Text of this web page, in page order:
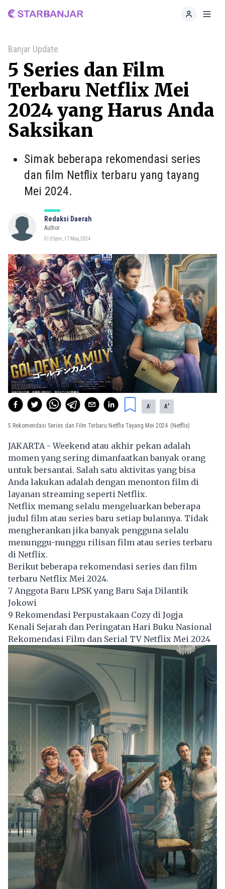
Home
Banjar Update
5 Series dan Film
Terbaru Netflix Mei
2024 yang Harus Anda
Saksikan
Simak beberapa rekomendasi series
dan film Netflix terbaru yang tayang
Mei 2024.
Redaksi Daerah
Author
01:05pm, 17 May, 2024
A- A+
5 Rekomendasi Series dan Film Terbaru Netflix Tayang Mei 2024 (Netflix)
JAKARTA - Weekend atau akhir pekan adalah
momen yang sering dimanfaatkan banyak orang
untuk bersantai. Salah satu aktivitas yang bisa
Anda lakukan adalah dengan menonton film di
layanan streaming seperti Netflix.
Netflix memang selalu mengeluarkan beberapa
judul film atau series baru setiap bulannya. Tidak
mengherankan jika banyak pengguna selalu
menunggu-nunggu rilisan film atau series terbaru
di Netflix.
Berikut beberapa rekomendasi series dan film
terbaru Netflix Mei 2024.
7 Anggota Baru LPSK yang Baru Saja Dilantik
Jokowi
9 Rekomendasi Perpustakaan Cozy di Jogja
Kenali Sejarah dan Peringatan Hari Buku Nasional
Rekomendasi Film dan Serial TV Netflix Mei 2024